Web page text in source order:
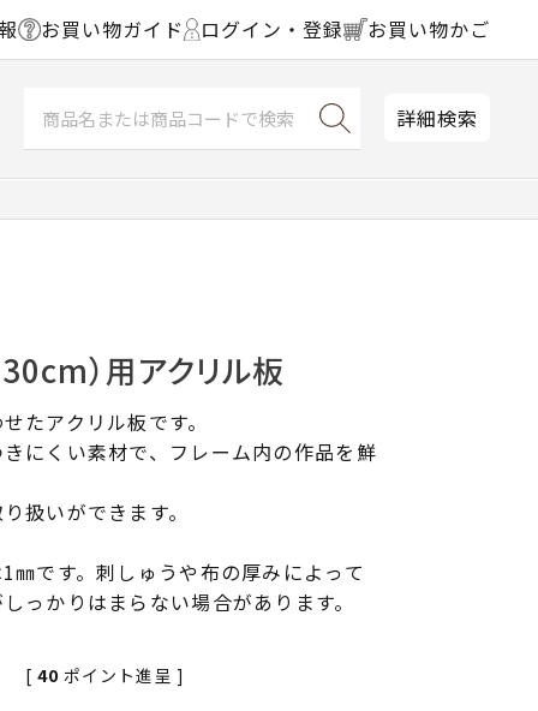
お買い物ガイド ログイン・登録 お買い物かご
詳細検索
）用アクリル板
たアクリル板です。
にくい素材で、フレーム内の作品を鮮
扱いができます。
です。刺しゅうや布の厚みによって
っかりはまらない場合があります。
[ 40 ポイント進呈 ]